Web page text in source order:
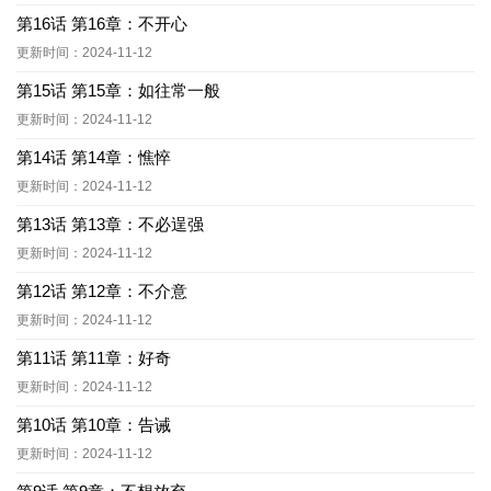
第16话 第16章：不开心
更新时间：2024-11-12
第15话 第15章：如往常一般
更新时间：2024-11-12
第14话 第14章：憔悴
更新时间：2024-11-12
第13话 第13章：不必逞强
更新时间：2024-11-12
第12话 第12章：不介意
更新时间：2024-11-12
第11话 第11章：好奇
更新时间：2024-11-12
第10话 第10章：告诫
更新时间：2024-11-12